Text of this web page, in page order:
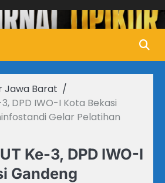
Jawa Barat
DPD IWO-I Kota Bekasi
Gelar Pelatihan
Ke-3, DPD IWO-I
Gandeng